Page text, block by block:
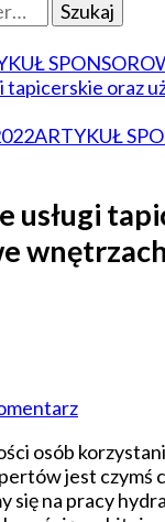
tapicerskie oraz
ARTYKUŁ
usługi
wnętrzach
tapicerskie
oraz
użycie
we
osób
jest czymś
się na pracy